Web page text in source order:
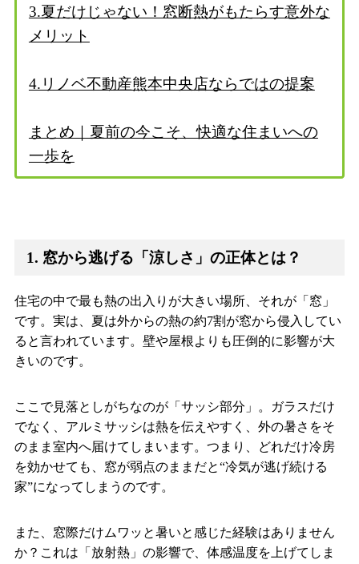
3.夏だけじゃない！窓断熱がもたらす意外な
メリット
4.リノベ不動産熊本中央店ならではの提案
まとめ｜夏前の今こそ、快適な住まいへの
一歩を
1. 窓から逃げる「涼しさ」の正体とは？
住宅の中で最も熱の出入りが大きい場所、それが「窓」
です。実は、夏は外からの熱の約7割が窓から侵入してい
ると言われています。壁や屋根よりも圧倒的に影響が大
きいのです。
ここで見落としがちなのが「サッシ部分」。ガラスだけ
でなく、アルミサッシは熱を伝えやすく、外の暑さをそ
のまま室内へ届けてしまいます。つまり、どれだけ冷房
を効かせても、窓が弱点のままだと“冷気が逃げ続ける
家”になってしまうのです。
また、窓際だけムワッと暑いと感じた経験はありません
か？これは「放射熱」の影響で、体感温度を上げてしま